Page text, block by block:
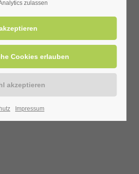
ORT: KURHALLE
'88
zulassen
Impressum